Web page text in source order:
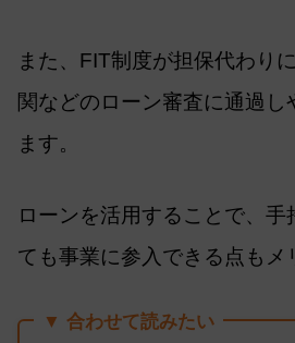
また、FIT制度が担保代わり
関などのローン審査に通過し
ます。
ローンを活用することで、手
ても事業に参入できる点もメ
▼ 合わせて読みたい